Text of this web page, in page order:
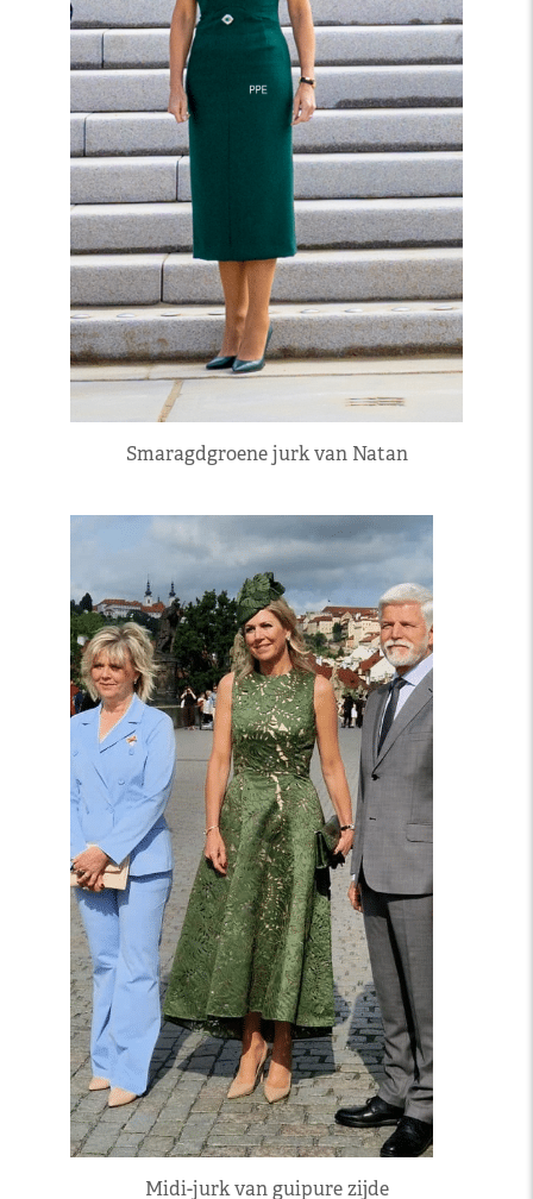
Smaragdgroene jurk van Natan
Midi-jurk van guipure zijde